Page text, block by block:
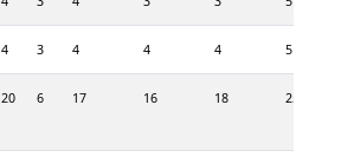
4 3 4 4 4 5
20 6 17 16 18 25